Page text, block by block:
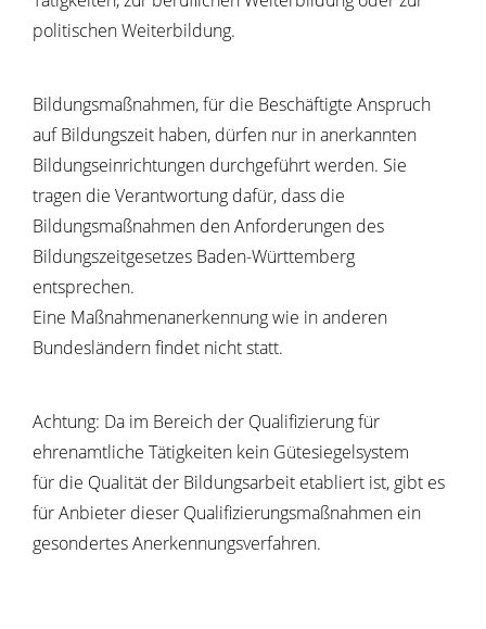
politischen Weiterbildung.
Bildungsmaßnahmen, für die Beschäftigte Anspruch
auf Bildungszeit haben, dürfen nur in anerkannten
Bildungseinrichtungen durchgeführt werden. Sie
tragen die Verantwortung dafür, dass die
Bildungsmaßnahmen den Anforderungen des
Bildungszeitgesetzes Baden-Württemberg
entsprechen.
Eine Maßnahmenanerkennung wie in anderen
Bundesländern findet nicht statt.
Achtung: Da im Bereich der Qualifizierung für
ehrenamtliche Tätigkeiten kein Gütesiegelsystem
für die Qualität der Bildungsarbeit etabliert ist, gibt es
für Anbieter dieser Qualifizierungsmaßnahmen ein
gesondertes Anerkennungsverfahren.